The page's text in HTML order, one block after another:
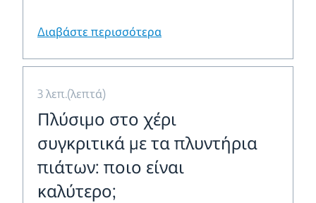
Διαβάστε περισσότερα
3 λεπ.(λεπτά)
Πλύσιμο στο χέρι
συγκριτικά με τα πλυντήρια
πιάτων: ποιο είναι
καλύτερο;